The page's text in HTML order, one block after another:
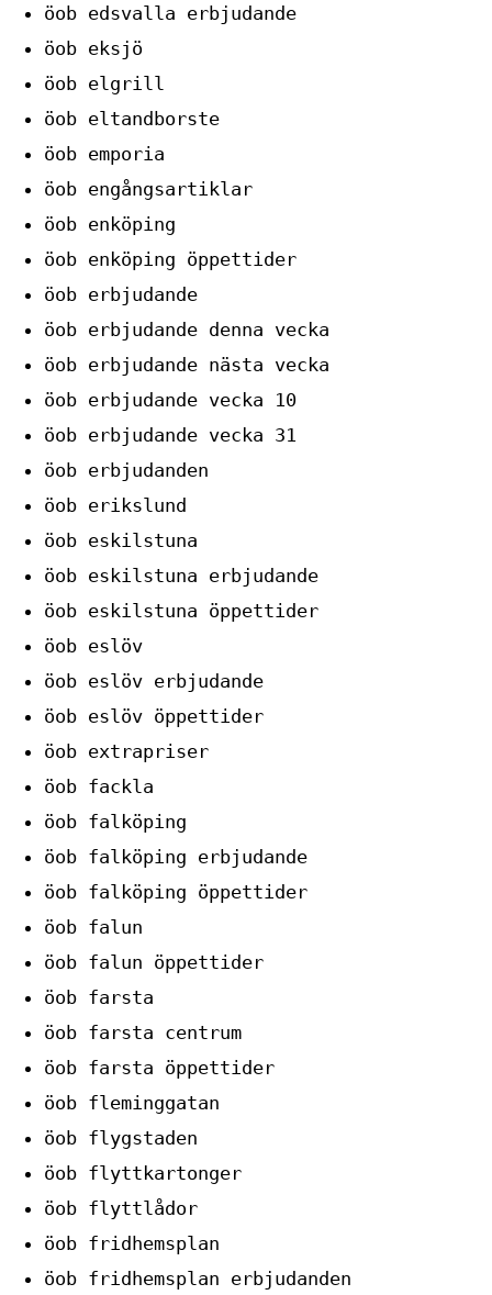
öob edsvalla erbjudande
öob eksjö
öob elgrill
öob eltandborste
öob emporia
öob engångsartiklar
öob enköping
öob enköping öppettider
öob erbjudande
öob erbjudande denna vecka
öob erbjudande nästa vecka
öob erbjudande vecka 10
öob erbjudande vecka 31
öob erbjudanden
öob erikslund
öob eskilstuna
öob eskilstuna erbjudande
öob eskilstuna öppettider
öob eslöv
öob eslöv erbjudande
öob eslöv öppettider
öob extrapriser
öob fackla
öob falköping
öob falköping erbjudande
öob falköping öppettider
öob falun
öob falun öppettider
öob farsta
öob farsta centrum
öob farsta öppettider
öob fleminggatan
öob flygstaden
öob flyttkartonger
öob flyttlådor
öob fridhemsplan
öob fridhemsplan erbjudanden